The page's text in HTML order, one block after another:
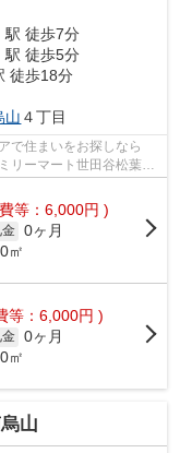
駅 徒歩7分
駅 徒歩5分
徒歩18分
山 ４丁目
で住まいをお探しなら
リーマート世田谷松葉通
等：6,000円 )
0ヶ月
㎡
等：6,000円 )
0ヶ月
㎡
山